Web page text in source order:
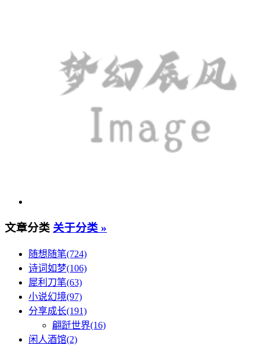
文章分类 关于分类 »
随想随笔(724)
诗词如梦(106)
犀利刀笔(63)
小说幻境(97)
分享成长(191)
翩跹世界(16)
闲人酒馆(2)